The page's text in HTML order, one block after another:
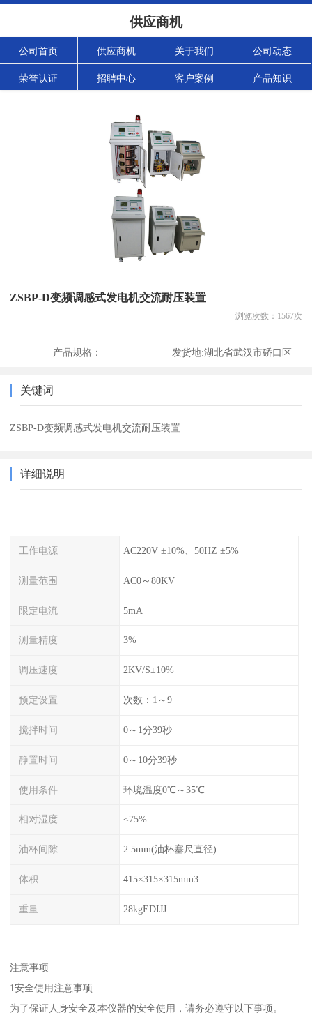
供应商机
公司首页 供应商机 关于我们 公司动态
荣誉认证 招聘中心 客户案例 产品知识
ZSBP-D变频调感式发电机交流耐压装置
浏览次数： 1567次
产品规格： 发货地:湖北省武汉市硚口区
关键词
ZSBP-D变频调感式发电机交流耐压装置
详细说明
工作电源 AC220V ±10%、50HZ ±5%
测量范围 AC0～80KV
限定电流 5mA
测量精度 3%
调压速度 2KV/S±10%
预定设置 次数：1～9
搅拌时间 0～1分39秒
静置时间 0～10分39秒
使用条件 环境温度0℃～35℃
相对湿度 ≤75%
油杯间隙 2.5mm(油杯塞尺直径)
体积 415×315×315mm3
重量 28kgEDIJJ
注意事项
1安全使用注意事项
为了保证人身安全及本仪器的安全使用，请务必遵守以下事项。